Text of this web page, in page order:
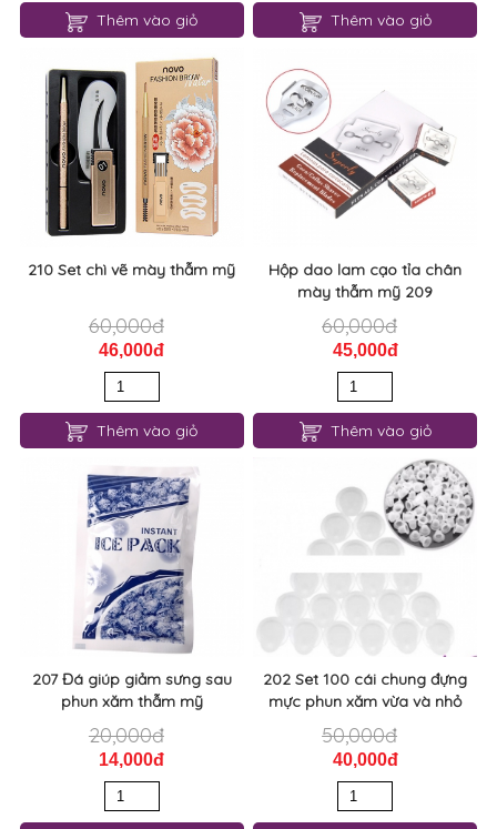
Thêm vào giỏ Thêm vào giỏ
210 Set chì vẽ mày thẫm mỹ
60,000đ
46,000đ
Thêm vào giỏ
Hộp dao lam cạo tỉa chân
mày thẫm mỹ 209
60,000đ
45,000đ
Thêm vào giỏ
207 Đá giúp giảm sưng sau
phun xăm thẫm mỹ
20,000đ
14,000đ
202 Set 100 cái chung đựng
mực phun xăm vừa và nhỏ
50,000đ
40,000đ